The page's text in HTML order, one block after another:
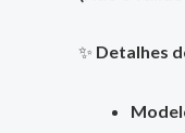
✨ Detalhes